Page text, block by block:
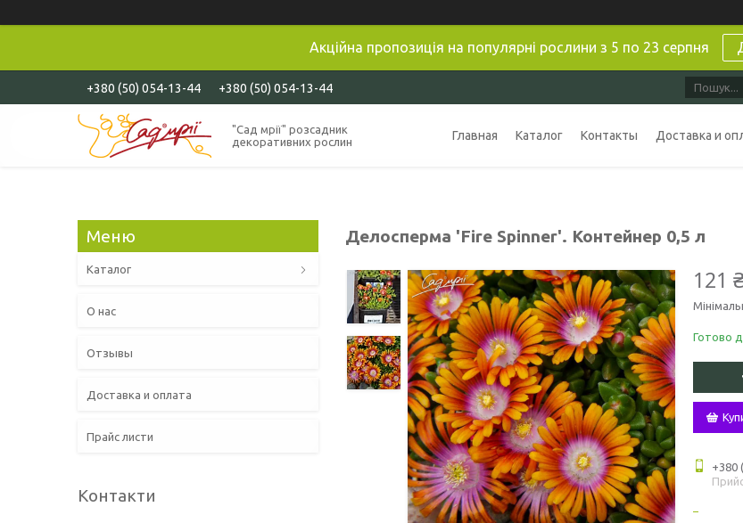
Акційна пропозиція на популярні рослини з 5 по 23 серпня
+380 (50) 054-13-44 +380 (50) 054-13-44
"Сад мрії" розсадник
декоративних рослин
Главная Каталог Контакты Доставка и
Делосперма 'Fire Spinner'. Контейнер 0,5 л
121
Готово
+380
Каталог
О нас
Отзывы
Доставка и оплата
Прайс листи
Контакти